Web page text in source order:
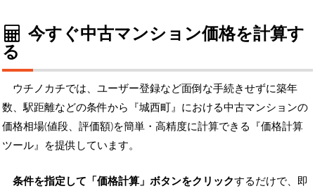
今すぐ中古マンション価格を計算す
る
ウチノカチでは、ユーザー登録など面倒な手続きせずに築年
数、駅距離などの条件から『城西町』における中古マンションの
価格相場(値段、評価額)を簡単・高精度に計算できる『価格計算
ツール』を提供しています。
条件を指定して「価格計算」ボタンをクリックするだけで、即